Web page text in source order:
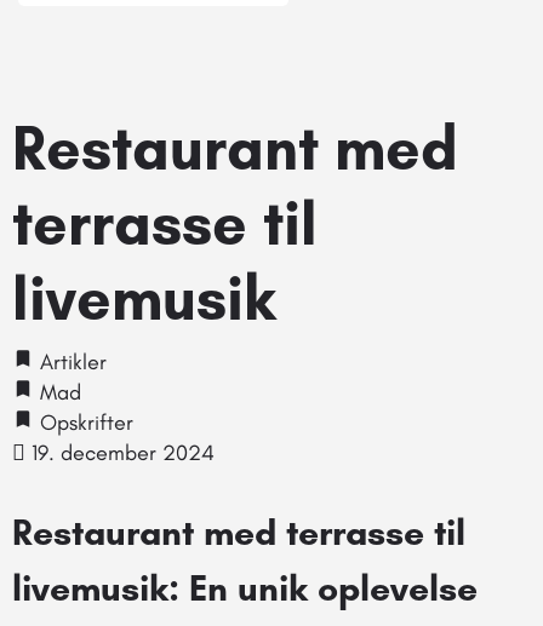
Restaurant med
terrasse til
livemusik
Artikler
Mad
Opskrifter
19. december 2024
Restaurant med terrasse til
livemusik: En unik oplevelse